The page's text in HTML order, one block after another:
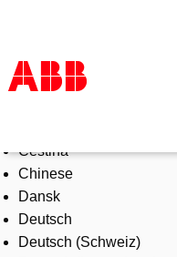
Products & Solutions
Industries
Services
About us
Where to buy
Čeština
Chinese
Dansk
Deutsch
Deutsch (Schweiz)